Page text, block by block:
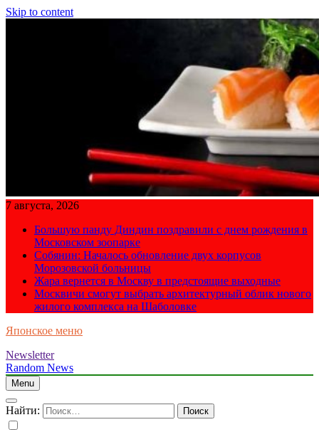
Skip to content
7 августа, 2026
Большую панду Диндин поздравили с днем рождения в
Московском зоопарке
Собянин: Началось обновление двух корпусов
Морозовской больницы
Жара вернется в Москву в предстоящие выходные
Москвичи смогут выбрать архитектурный облик нового
жилого комплекса на Шаболовке
Японское меню
Newsletter
Random News
Menu
Найти: